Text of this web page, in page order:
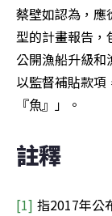
蔡壁如認為，應
型的計畫報告，
公開漁船升級
以監督補貼款項
『魚』」。
註釋
[1] 指2017年公